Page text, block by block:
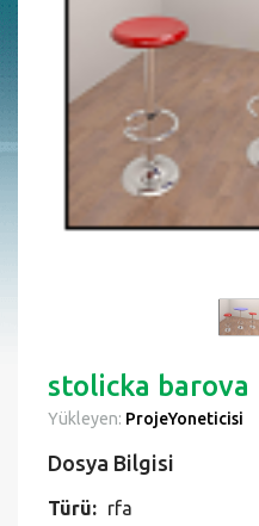
stolicka barova
Yükleyen: ProjeYoneticisi
Dosya Bilgisi
Türü: rfa